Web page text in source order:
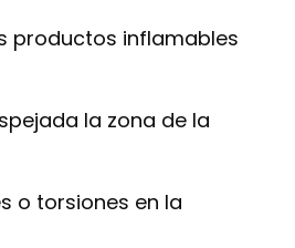
productos inflamables
la zona de la
o torsiones en la